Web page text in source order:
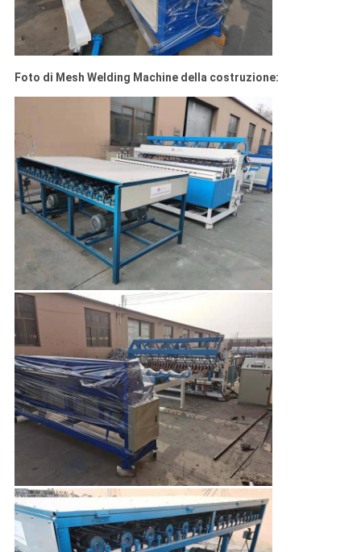
Foto di Mesh Welding Machine della costruzione: